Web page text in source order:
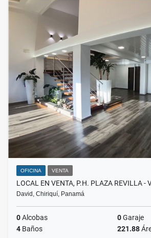
OFICINA VENTA
LOCAL EN VENTA, P.H. PLAZA REVILLA -
David, Chiriquí, Panamá
0Alcobas 0Garaje
4 Baños 221.88